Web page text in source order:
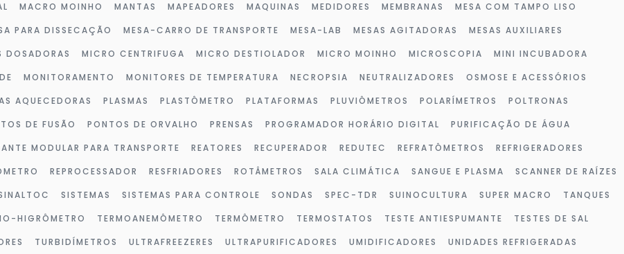
MACRO MOINHO MANTAS MAPEADORES MAQUINAS MEDIDORES MEMBRANAS
MESA COM TAMPO LISO
PARA DISSECAÇÃO MESA-CARRO DE TRANSPORTE MESA-LAB MESAS AGITADORAS
MESAS AUXILIARES
DOSADORAS MICRO CENTRIFUGA MICRO DESTIOLADOR MICRO MOINHO MICROSCOPIA
MINI INCUBADORA
MONITORAMENTO MONITORES DE TEMPERATURA NECROPSIA NEUTRALIZADORES
OSMOSE E ACESSÓRIOS
AQUECEDORAS PLASMAS PLASTÔMETRO PLATAFORMAS PLUVIÔMETROS POLARÍMETROS
POLTRONAS
DE FUSÃO PONTOS DE ORVALHO PRENSAS PROGRAMADOR HORÁRIO DIGITAL
PURIFICAÇÃO DE ÁGUA
MODULAR PARA TRANSPORTE REATORES RECUPERADOR REDUTEC REFRATÔMETROS
REFRIGERADORES
REPROCESSADOR RESFRIADORES ROTÂMETROS SALA CLIMÁTICA SANGUE E PLASMA
SCANNER DE RAÍZES
SISTEMAS SISTEMAS PARA CONTROLE SONDAS SPEC-TDR SUINOCULTURA SUPER MACRO
TANQUES
HIGRÔMETRO TERMOANEMÔMETRO TERMÔMETRO TERMOSTATOS TESTE ANTIESPUMANTE
TESTES DE SAL
TURBIDÍMETROS ULTRAFREEZERES ULTRAPURIFICADORES UMIDIFICADORES
UNIDADES REFRIGERADAS